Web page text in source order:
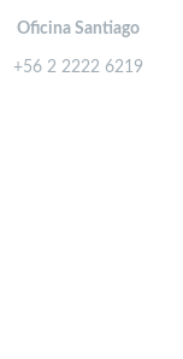
Oficina Santiago
+56 2 2222 6219